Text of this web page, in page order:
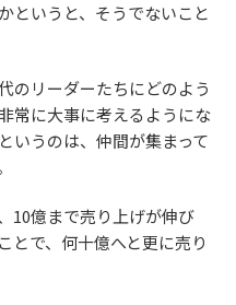
というと、そうでないこと
のリーダーたちにどのよう
常に大事に考えるようにな
いうのは、仲間が集まって
10億まで売り上げが伸び
とで、何十億へと更に売り